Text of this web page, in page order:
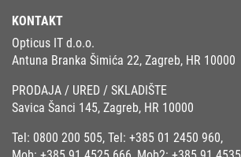
KONTAKT
Opticus IT d.o.o.
Antuna Branka Šimića 22, Zagreb, HR 10000
PRODAJA / URED / SKLADIŠTE
Savica Šanci 145, Zagreb, HR 10000
Tel: 0800 200 505, Tel: +385 01 2450 960,